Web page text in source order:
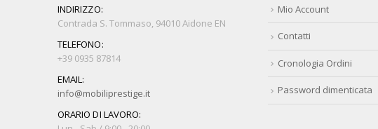
INDIRIZZO:
Contrada S. Tommaso, 94010 Aidone EN
TELEFONO:
+39 0935 87814
EMAIL:
info@mobiliprestige.it
ORARIO DI LAVORO:
Mio Account
Contatti
Cronologia Ordini
Password dimenticata